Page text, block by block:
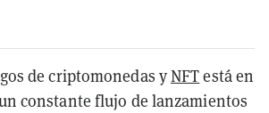
de criptomonedas yNFTestá en
constante flujo de lanzamientos